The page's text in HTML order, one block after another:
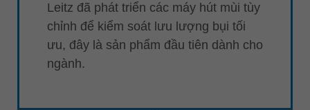
Leitz đã phát triển các máy hút mùi tùy
chỉnh để kiểm soát lưu lượng bụi tối
ưu, đây là sản phẩm đầu tiên dành cho
ngành.